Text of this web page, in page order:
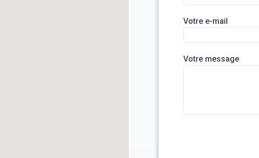
Votre e-mail
Votre message